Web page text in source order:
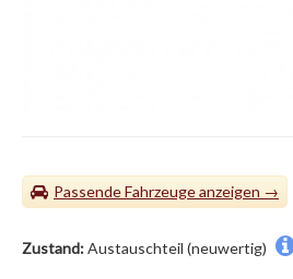
Passende Fahrzeuge
Zustand:Austauschteil (neuwertig)